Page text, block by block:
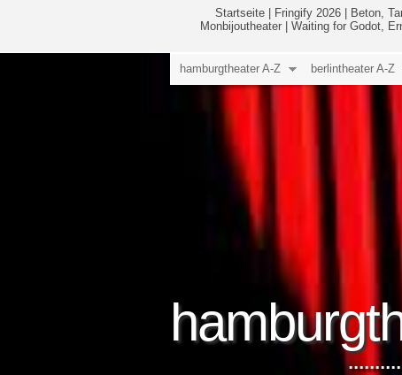
Startseite Fringify 2026 Beton,
Monbijoutheater
Waiting for Godot,
hamburgtheater A-Z berlintheater A-Z